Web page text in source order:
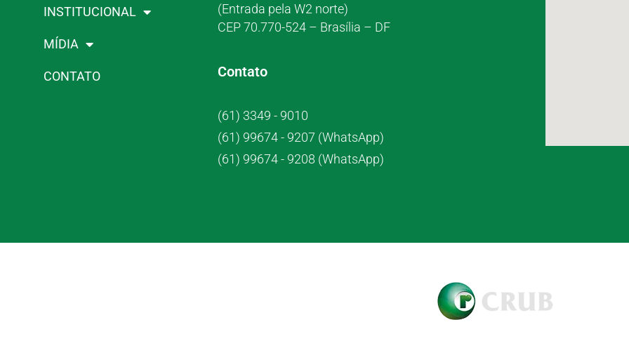
INSTITUCIONAL
MÍDIA
CONTATO
(Entrada pela W2 norte)
CEP 70.770-524 – Brasília – DF
Contato
(61) 3349 - 9010
(61) 99674 - 9207 (WhatsApp)
(61) 99674 - 9208 (WhatsApp)